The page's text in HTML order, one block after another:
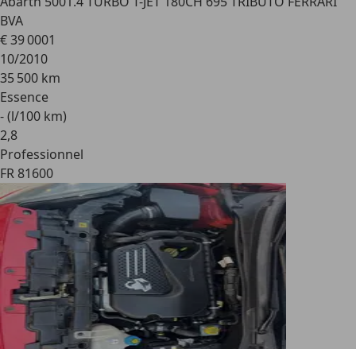
BVA
€ 39 0001
10/2010
35 500 km
Essence
- (l/100 km)
2,8
Professionnel
FR 81600